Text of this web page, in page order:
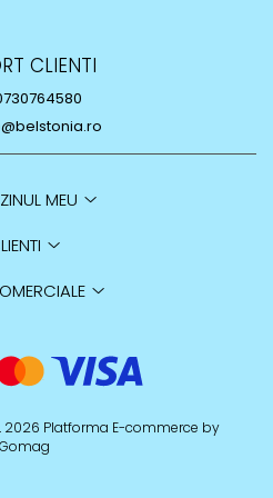
CLIENTI
MEU
2026 Platforma E-commerce by
Gomag